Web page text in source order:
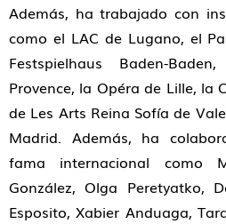
Además, ha trabajado con
como el LAC de Lugano, el
Festspielhaus Baden-
Provence, la Opéra de Lille, la
de Les Arts Reina Sofía de
Madrid. Además, ha
fama internacional como
González, Olga Peretyatko,
Esposito, Xabier Anduaga,